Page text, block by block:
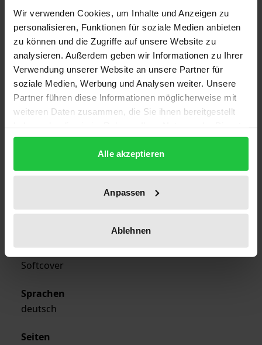
Wir verwenden Cookies, um Inhalte und Anzeigen zu
personalisieren, Funktionen für soziale Medien anbieten
zu können und die Zugriffe auf unsere Website zu
analysieren. Außerdem geben wir Informationen zu Ihrer
Verwendung unserer Website an unsere Partner für
soziale Medien, Werbung und Analysen weiter. Unsere
Partner führen diese Informationen möglicherweise mit
weiteren Daten zusammen, die Sie ihnen bereitgestellt
gesammelt haben.
Alle akzeptieren
Anpassen
Ablehnen
Auflage
1
ISBN
978-3-7890-2267-8
24.06.1991
1991
Verlag
Ausgabeart
Softcover
Sprachen
deutsch
Seiten